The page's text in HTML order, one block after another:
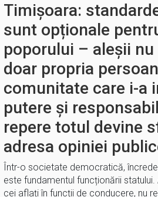
Timișoara:
sunt opționale
poporului – aleșii
doar propria
comunitate care i-a
putere și
repere totul devine
adresa opiniei
Într-o societate democratică,
este fundamentul funcționării statului.
cei aflați în funcții de conducere, nu